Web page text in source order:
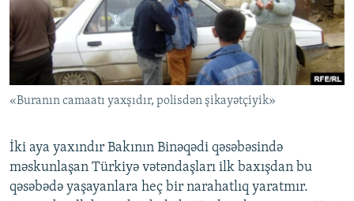
İNFOQRAFIKA
KARIKATURA
AZƏRBAYCAN ƏDƏBIYYATI KITABXANASI
İSLAM VƏ DEMOKRATIYA
İZ - MƏDƏNIYYƏT PROQRAMI
MISSIYAMIZ
PEŞƏ ETIKASI VƏ JURNALISTIKA STANDARTLARIMIZ
MATERIALLARIMIZDAN ISTIFADƏ
AZADLIQRADIOSU MOBIL TELEFONUNUZDA
XƏBƏR BÜLLETENLƏRIMIZ
BIZI IZLƏ
RFE/RL-in bütün saytları
«Buranın camaatı yaxşıdır, polisdən şikayətçiyik»
İki aya yaxındır Bakının Binəqədi qəsəbəsində
məskunlaşan Türkiyə vətəndaşları ilk baxışdan bu
qəsəbədə yaşayanlara heç bir narahatlıq yaratmır.